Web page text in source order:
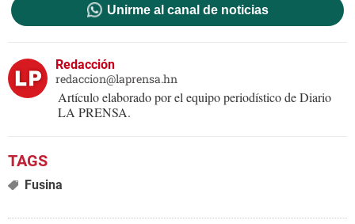
Unirme al canal de noticias
Redacción
redaccion@laprensa.hn
Artículo elaborado por el equipo periodístico de Diario
LA PRENSA.
Fusina